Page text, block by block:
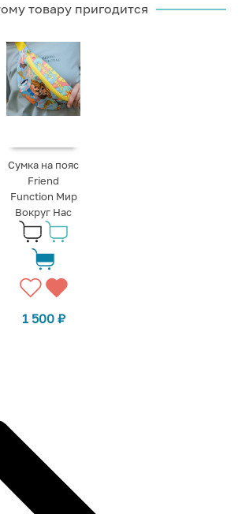
товару пригодится
Сумка на пояс
Friend
Function Мир
Вокруг Нас
1 500 ₽